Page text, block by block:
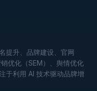
提升、品牌建设、官网
优化（SEM）、舆情优化
于利用 AI 技术驱动品牌增